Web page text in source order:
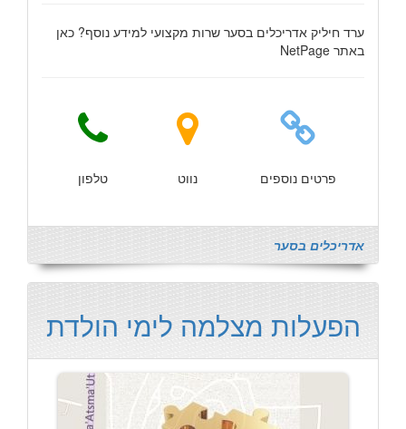
ערד חיליק אדריכלים בסער שרות מקצועי למידע נוסף? כאן
באתר NetPage
פרטים נוספים נווט טלפון
אדריכלים בסער
הפעלות מצלמה לימי הולדת